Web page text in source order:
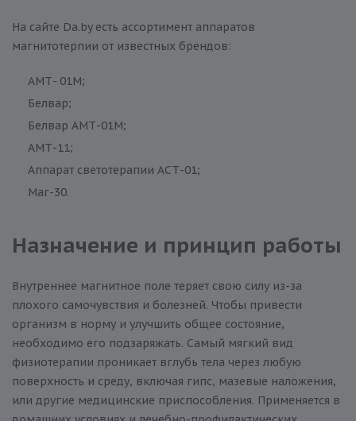
На сайте Da.by есть ассортимент аппаратов
магнитотерпии от известных брендов:
АМТ- 01М;
Белвар;
Белвар АМТ-01М;
АМТ-11;
Аппарат светотерапии АСТ-01;
Маг-30.
Назначение и принцип работы
Внутреннее магнитное поле теряет свою силу из-за
плохого самочувствия и болезней. Чтобы привести
организм в норму и улучшить общее состояние,
необходимо его подзаряжать. Самый мягкий вид
физиотерапии проникает вглубь тела через любую
поверхность и среду, включая гипс, мазевые наложения,
или другие медицинские приспособления. Применяется в